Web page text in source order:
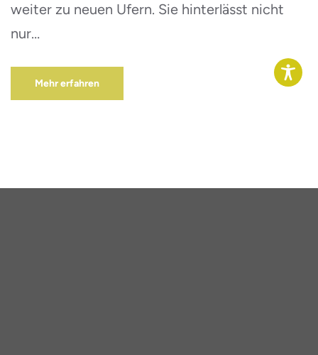
weiter zu neuen Ufern. Sie hinterlässt nicht
nur…
Mehr erfahren